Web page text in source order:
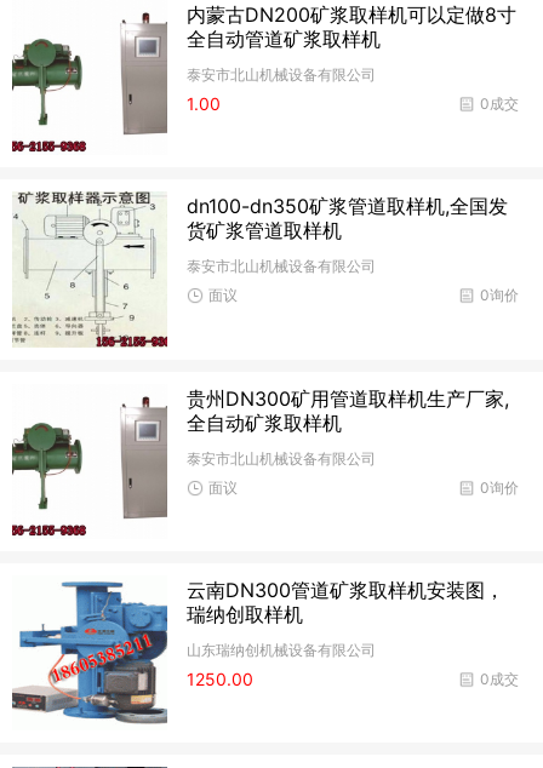
内蒙古DN200矿浆取样机可以定做8寸
全自动管道矿浆取样机
泰安市北山机械设备有限公司
0成交
1.00
dn100-dn350矿浆管道取样机,全国发
货矿浆管道取样机
泰安市北山机械设备有限公司
0询价
面议
贵州DN300矿用管道取样机生产厂家,
全自动矿浆取样机
泰安市北山机械设备有限公司
0询价
面议
云南DN300管道矿浆取样机安装图，
瑞纳创取样机
山东瑞纳创机械设备有限公司
0成交
1250.00